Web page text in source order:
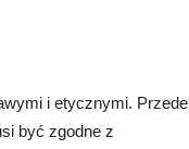
i etycznymi. Przede
być zgodne z